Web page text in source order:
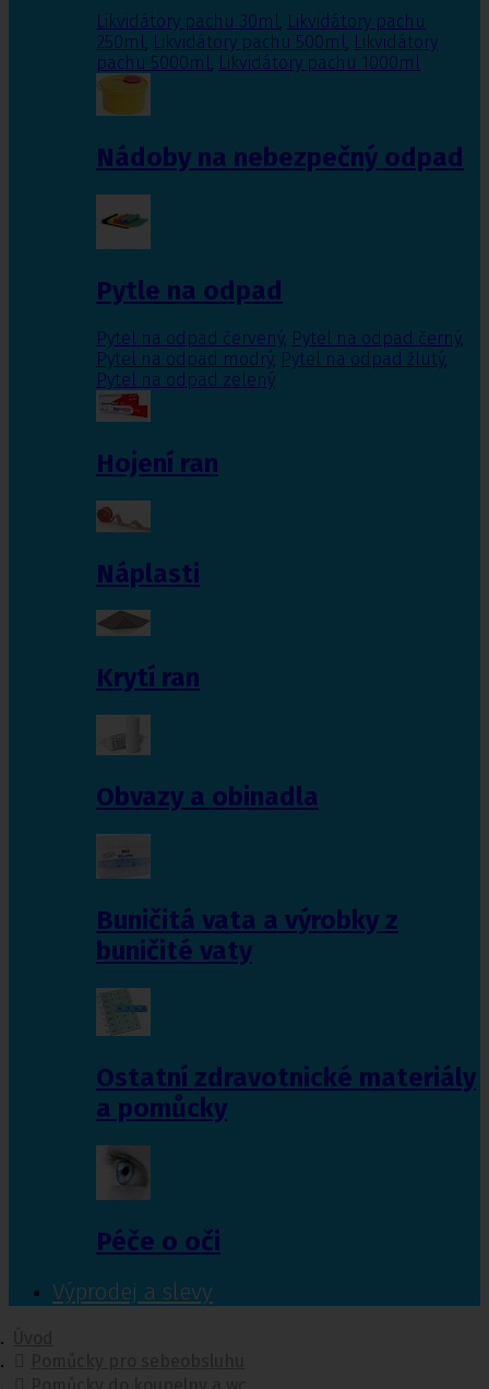
Likvidátory pachu 30ml, Likvidátory pachu
250ml, Likvidátory pachu 500ml, Likvidátory
pachu 5000ml, Likvidátory pachu 1000ml
Nádoby na nebezpečný odpad
Pytle na odpad
Pytel na odpad červený, Pytel na odpad černý,
Pytel na odpad modrý, Pytel na odpad žlutý,
Pytel na odpad zelený
Hojení ran
Náplasti
Krytí ran
Obvazy a obinadla
Buničitá vata a výrobky z
buničité vaty
Ostatní zdravotnické materiály
a pomůcky
Péče o oči
Výprodej a slevy